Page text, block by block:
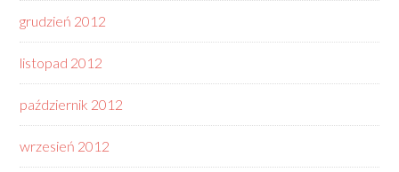
grudzień 2012
listopad 2012
październik 2012
wrzesień 2012